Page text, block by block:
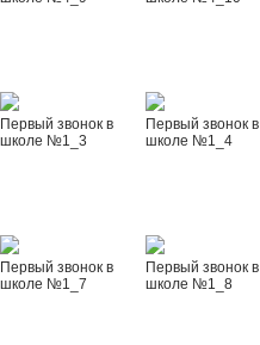
Первый звонок в
школе №1_3
Первый звонок в
школе №1_4
Первый звонок в
школе №1_7
Первый звонок в
школе №1_8